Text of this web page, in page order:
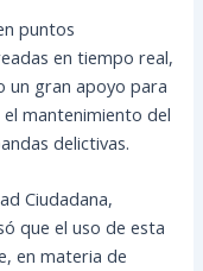
puntos
en tiempo real,
un gran apoyo para
el mantenimiento del
delictivas.
Ciudadana,
que el uso de esta
en materia de